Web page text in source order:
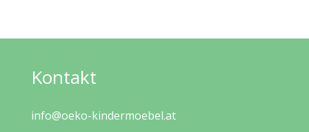
Kontakt
info@oeko-kindermoebel.at